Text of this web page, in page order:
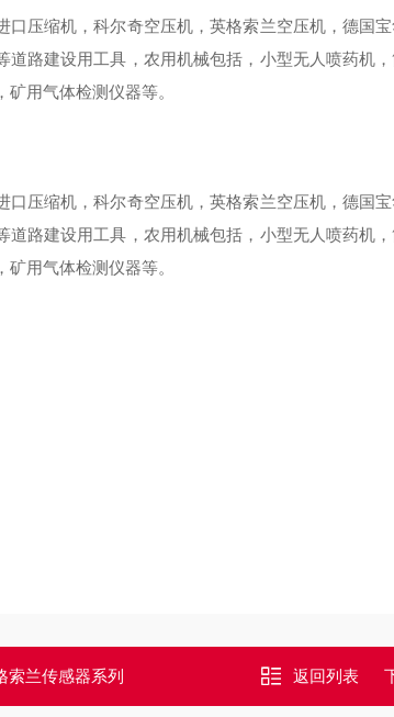
口压缩机，科尔奇空压机，英格索兰空压机，德国
道路建设用工具，农用机械包括，小型无人喷药机
用气体检测仪器等。
口压缩机，科尔奇空压机，英格索兰空压机，德国
道路建设用工具，农用机械包括，小型无人喷药机
用气体检测仪器等。
索兰传感器系列 返回列表